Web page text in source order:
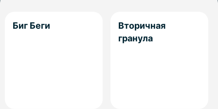
Биг Беги
Вторичная
гранула